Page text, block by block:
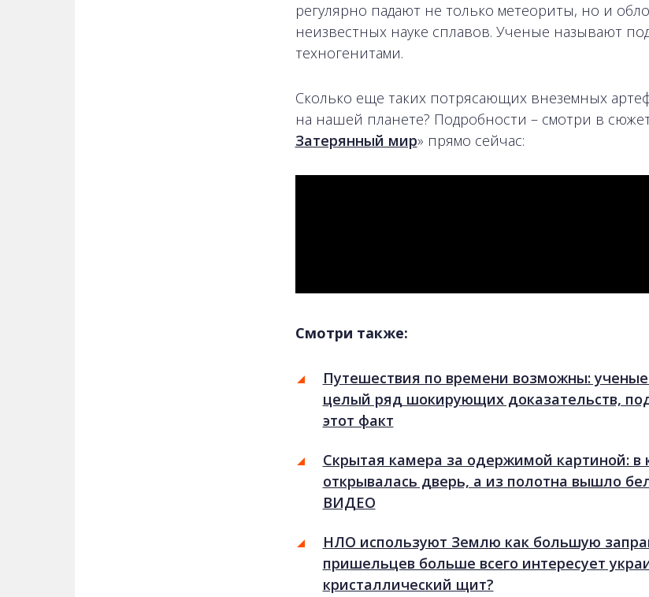
регулярно падают не только метеориты, но и
неизвестных науке сплавов. Ученые называют
техногенитами.
Сколько еще таких потрясающих внеземных
на нашей планете? Подробности – смотри в
Затерянный мир» прямо сейчас:
Смотри также:
Путешествия по времени возможны:
целый ряд шокирующих доказательств,
этот факт
Скрытая камера за одержимой картиной: в
открывалась дверь, а из полотна вышло
ВИДЕО
НЛО используют Землю как большую
пришельцев больше всего интересует
кристаллический щит?